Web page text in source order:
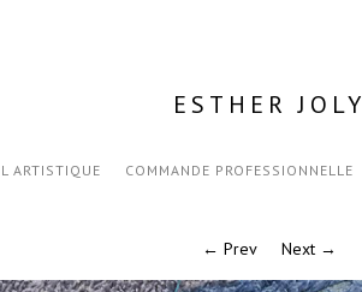
ESTHER JOLY
ARTISTIQUE COMMANDE PROFESSIONNELLE
← Prev Next →